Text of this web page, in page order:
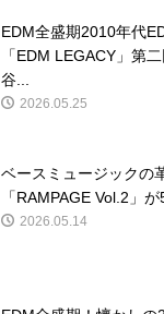
EDM全盛期2010年代
「EDM LEGACY」第
谷...
2026.05.25
ベースミュージックの
「RAMPAGE Vol.2」
2026.05.14